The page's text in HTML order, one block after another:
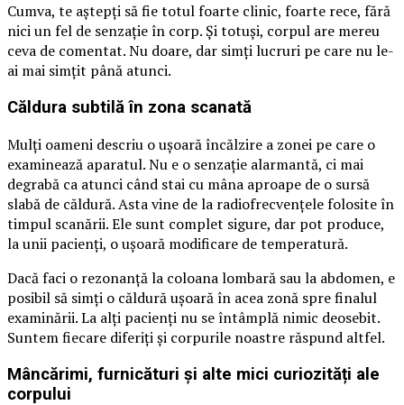
Cumva, te aștepți să fie totul foarte clinic, foarte rece, fără
nici un fel de senzație în corp. Și totuși, corpul are mereu
ceva de comentat. Nu doare, dar simți lucruri pe care nu le-
ai mai simțit până atunci.
Căldura subtilă în zona scanată
Mulți oameni descriu o ușoară încălzire a zonei pe care o
examinează aparatul. Nu e o senzație alarmantă, ci mai
degrabă ca atunci când stai cu mâna aproape de o sursă
slabă de căldură. Asta vine de la radiofrecvențele folosite în
timpul scanării. Ele sunt complet sigure, dar pot produce,
la unii pacienți, o ușoară modificare de temperatură.
Dacă faci o rezonanță la coloana lombară sau la abdomen, e
posibil să simți o căldură ușoară în acea zonă spre finalul
examinării. La alți pacienți nu se întâmplă nimic deosebit.
Suntem fiecare diferiți și corpurile noastre răspund altfel.
Mâncărimi, furnicături și alte mici curiozități ale
corpului